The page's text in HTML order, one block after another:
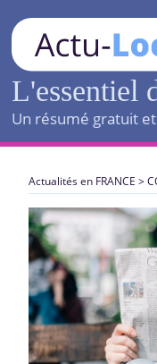
L'essentiel
Un résumé gratuit
Actualités en FRANCE >